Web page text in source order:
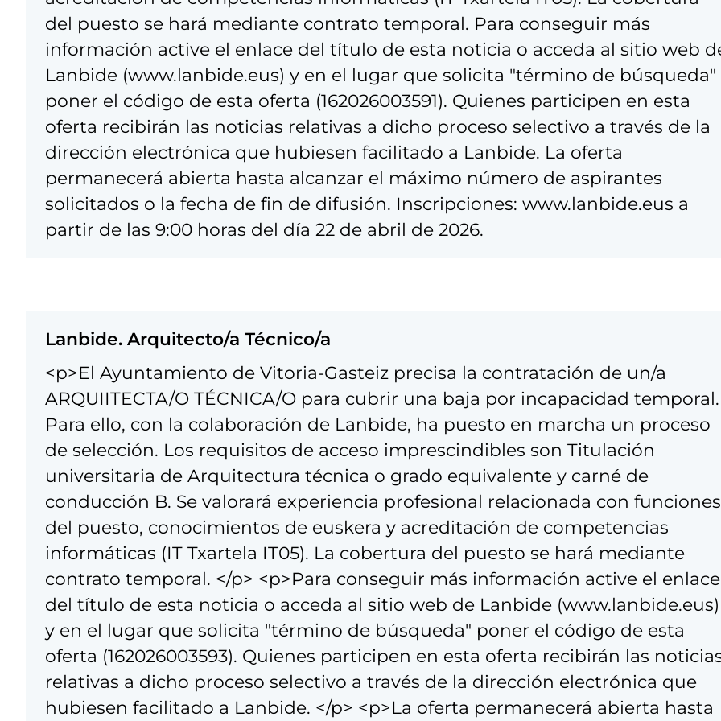
del puesto se hará mediante contrato temporal. Para conseguir más
información active el enlace del título de esta noticia o acceda al sitio web
Lanbide (www.lanbide.eus) y en el lugar que solicita "término de búsqueda"
poner el código de esta oferta (162026003591). Quienes participen en esta
oferta recibirán las noticias relativas a dicho proceso selectivo a través de la
dirección electrónica que hubiesen facilitado a Lanbide. La oferta
permanecerá abierta hasta alcanzar el máximo número de aspirantes
solicitados o la fecha de fin de difusión. Inscripciones: www.lanbide.eus a
partir de las 9:00 horas del día 22 de abril de 2026.
Lanbide. Arquitecto/a Técnico/a
<p>El Ayuntamiento de Vitoria-Gasteiz precisa la contratación de un/a
ARQUIITECTA/O TÉCNICA/O para cubrir una baja por incapacidad temporal.
Para ello, con la colaboración de Lanbide, ha puesto en marcha un proceso
de selección. Los requisitos de acceso imprescindibles son Titulación
universitaria de Arquitectura técnica o grado equivalente y carné de
conducción B. Se valorará experiencia profesional relacionada con funciones
del puesto, conocimientos de euskera y acreditación de competencias
informáticas (IT Txartela IT05). La cobertura del puesto se hará mediante
contrato temporal. </p> <p>Para conseguir más información active el enlace
del título de esta noticia o acceda al sitio web de Lanbide (www.lanbide.eus)
y en el lugar que solicita "término de búsqueda" poner el código de esta
oferta (162026003593). Quienes participen en esta oferta recibirán las
relativas a dicho proceso selectivo a través de la dirección electrónica que
hubiesen facilitado a Lanbide. </p> <p>La oferta permanecerá abierta hasta